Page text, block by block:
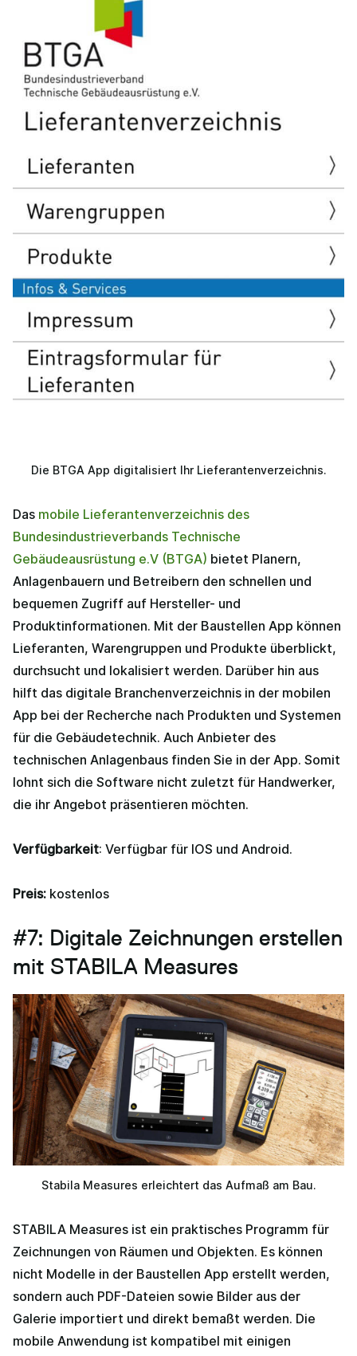
Die BTGA App digitalisiert Ihr Lieferantenverzeichnis.
Das mobile Lieferantenverzeichnis des
Bundesindustrieverbands Technische
Gebäudeausrüstung e.V (BTGA) bietet Planern,
Anlagenbauern und Betreibern den schnellen und
bequemen Zugriff auf Hersteller- und
Produktinformationen. Mit der Baustellen App können
Lieferanten, Warengruppen und Produkte überblickt,
durchsucht und lokalisiert werden. Darüber hin aus
hilft das digitale Branchenverzeichnis in der mobilen
App bei der Recherche nach Produkten und Systemen
für die Gebäudetechnik. Auch Anbieter des
technischen Anlagenbaus finden Sie in der App. Somit
lohnt sich die Software nicht zuletzt für Handwerker,
die ihr Angebot präsentieren möchten.
Verfügbarkeit: Verfügbar für IOS und Android.
Preis: kostenlos
#7: Digitale Zeichnungen erstellen
mit STABILA Measures
Stabila Measures erleichtert das Aufmaß am Bau.
STABILA Measures ist ein praktisches Programm für
Zeichnungen von Räumen und Objekten. Es können
nicht Modelle in der Baustellen App erstellt werden,
sondern auch PDF-Dateien sowie Bilder aus der
Galerie importiert und direkt bemaßt werden. Die
mobile Anwendung ist kompatibel mit einigen